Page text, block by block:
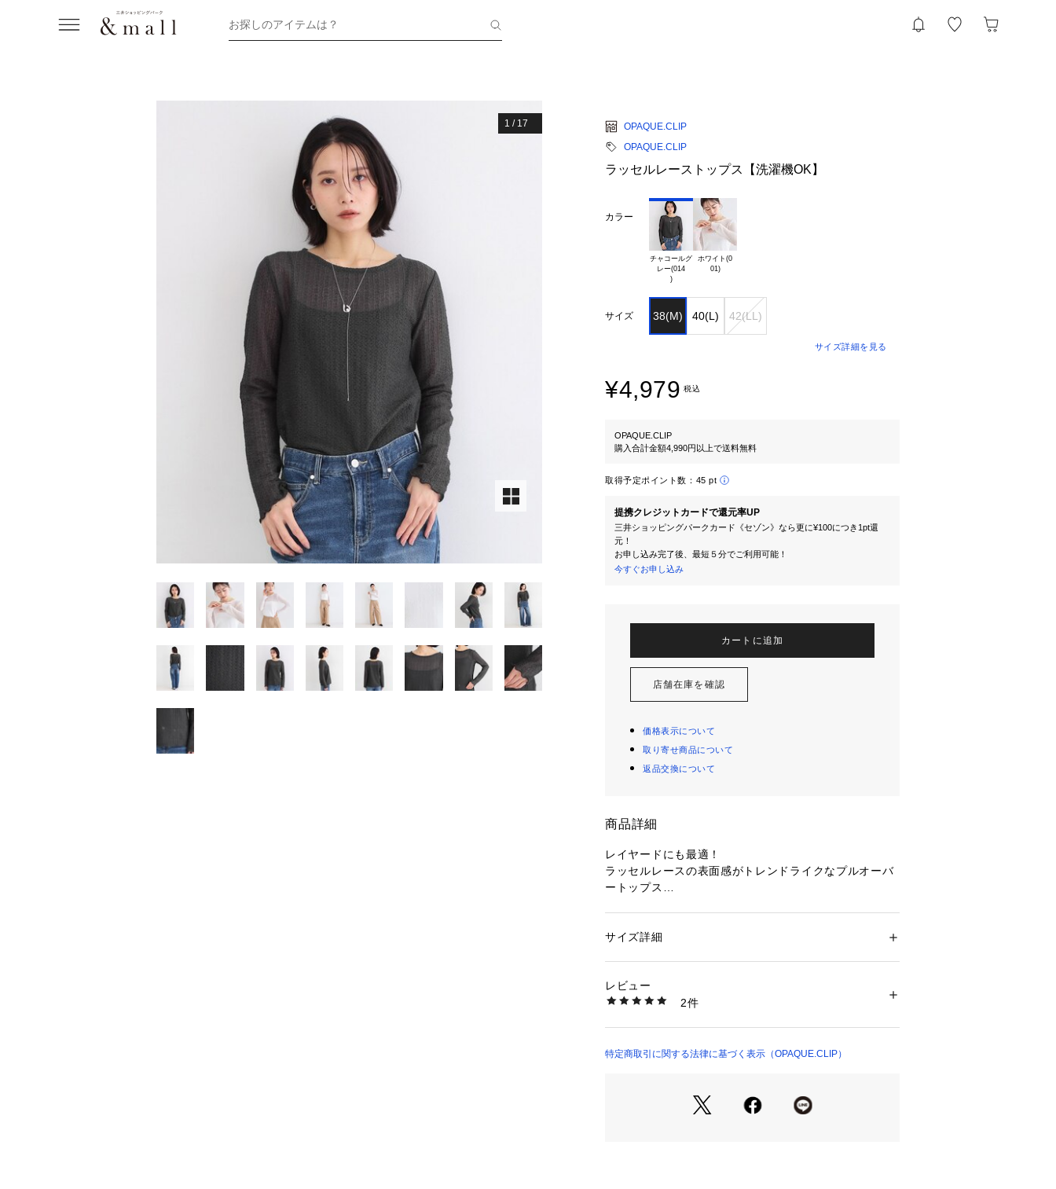
お探しのアイテムは？
1 / 17
OPAQUE.CLIP
OPAQUE.CLIP
ラッセルレーストップス【洗濯機OK】
カラー
チャコールグ
レー(014
)
ホワイト(0
01)
サイズ 38(M) 40(L) 42(LL)
サイズ詳細を見る
¥4,979 税込
OPAQUE.CLIP
購入合計金額4,990円以上で送料無料
取得予定ポイント数： 45 pt
提携クレジットカードで還元率UP
三井ショッピングパークカード《セゾン》なら更に¥100につき1pt還
元！
お申し込み完了後、最短５分でご利用可能！
今すぐお申し込み
カートに追加
店舗在庫を確認
価格表示について
取り寄せ商品について
返品交換について
商品詳細
レイヤードにも最適！
ラッセルレースの表面感がトレンドライクなプルオーバ
ートップス
・素材感を活かしたシンプルな長袖プルオーバートップ
の重ね着など、様々な着こなしが楽しめる一枚。
・袖口はメロウ始末にしており、重ね着の際に袖口から
【素材】
れやすいシンプルな柄がポイントです。
・マシンウォッシャブルでお手入れも簡単です。
性別：レディース
商品番号：
637-15325 （ショップ）
サイズ詳細
レビュー
2件
特定商取引に関する法律に基づく表示（OPAQUE.CLIP）